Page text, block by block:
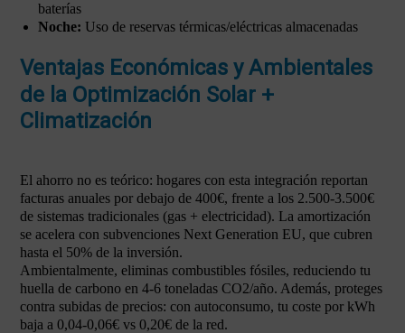
baterías
Noche: Uso de reservas térmicas/eléctricas almacenadas
Ventajas Económicas y Ambientales
de la Optimización Solar +
Climatización
El ahorro no es teórico: hogares con esta integración reportan
facturas anuales por debajo de 400€, frente a los 2.500-3.500€
de sistemas tradicionales (gas + electricidad). La amortización
se acelera con subvenciones Next Generation EU, que cubren
hasta el 50% de la inversión.
Ambientalmente, eliminas combustibles fósiles, reduciendo tu
huella de carbono en 4-6 toneladas CO2/año. Además, proteges
contra subidas de precios: con autoconsumo, tu coste por kWh
baja a 0,04-0,06€ vs 0,20€ de la red.